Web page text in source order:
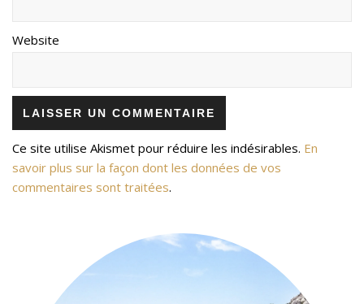
Website
Ce site utilise Akismet pour réduire les indésirables. En
savoir plus sur la façon dont les données de vos
commentaires sont traitées.